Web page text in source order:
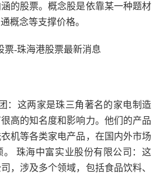
的股票。概念股是依靠某一种题材
概念等支撑价格。
：这两家是珠三角著名的家电制造
高的知名度和影响力。他们的产品
机等各类家电产品，在国内外市场
。 珠海中富实业股份有限公司：这
，涉及多个领域，包括食品饮料、